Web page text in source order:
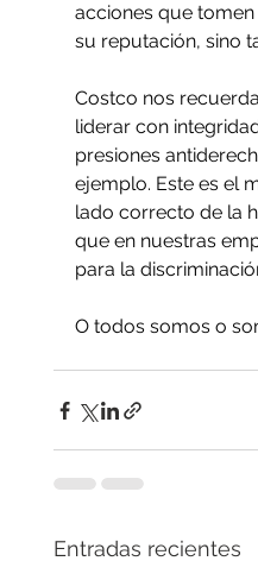
acciones que
su reputación, sino
Costco nos
liderar con
presiones
ejemplo. Este es el
lado correcto de la
que en nuestras
para la
O todos somos o
Entradas recientes